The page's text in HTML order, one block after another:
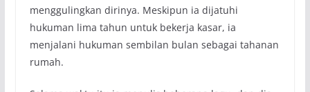
menggulingkan dirinya. Meskipun ia dijatuhi
hukuman lima tahun untuk bekerja kasar, ia
menjalani hukuman sembilan bulan sebagai tahanan
rumah.